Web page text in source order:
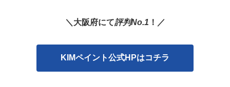
＼大阪府にて評判No.1 ！／
KIMペイント公式HPはコチラ